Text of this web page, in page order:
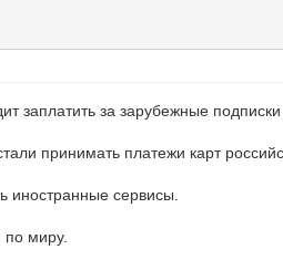
заплатить за зарубежные
принимать платежи карт
иностранные сервисы.
миру.